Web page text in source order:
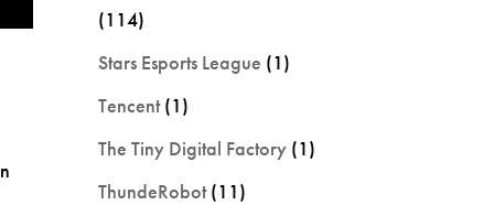
(114)
Stars Esports League (1)
Tencent(1)
The Tiny Digital Factory (1)
ThundeRobot(11)